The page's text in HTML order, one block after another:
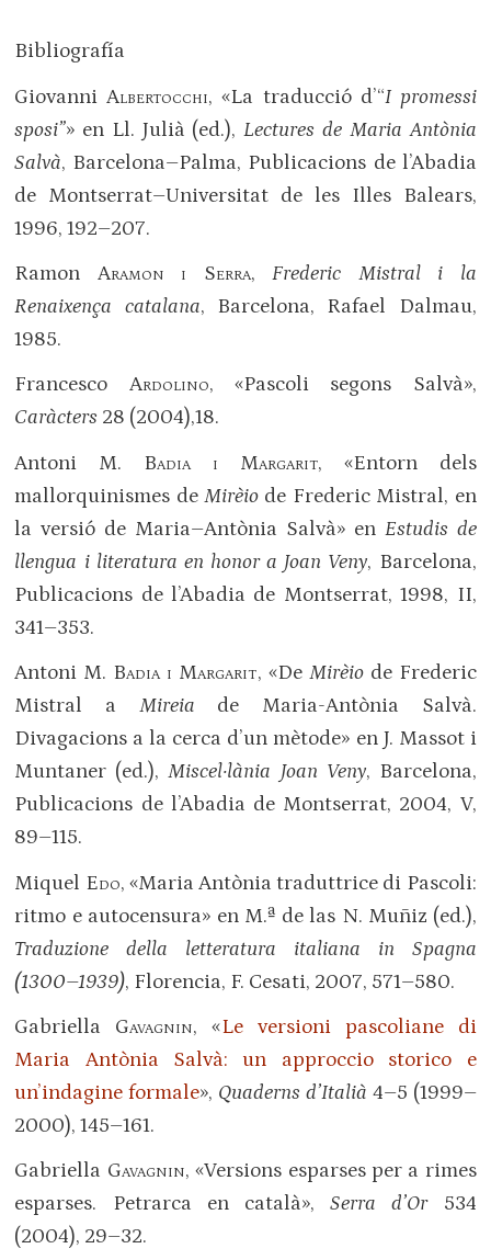
Bibliografía
GiovanniAlbertocchi, «La traducció d’“I promessi
sposi”» en Ll. Julià (ed.),Lectures de Maria Antònia
Salvà, Barcelona–Palma, Publicacions de l’Abadia
de Montserrat–Universitat de les Illes Balears,
1996, 192–207.
Ramon Aramon i Serra,Frederic Mistral i la
Renaixença catalana, Barcelona, Rafael Dalmau,
1985.
Francesco Ardolino, «Pascoli segons Salvà»,
Caràcters 28 (2004),18.
Antoni M. Badia i Margarit, «Entorn dels
mallorquinismes deMirèio de Frederic Mistral, en
la versió de Maria–Antònia Salvà» en Estudis de
llengua i literatura en honor a Joan Veny, Barcelona,
Publicacions de l’Abadia de Montserrat, 1998, II,
341–353.
Antoni M. Badia i Margarit, «De Mirèiode Frederic
Mistral a Mireia de Maria-Antònia Salvà.
Divagacions a la cerca d’un mètode» en J. Massot i
Muntaner (ed.),Miscel·lània Joan Veny, Barcelona,
Publicacions de l’Abadia de Montserrat, 2004, V,
89–115.
Miquel Edo, «Maria Antònia traduttrice di Pascoli:
ritmo e autocensura» en M.ª de las N. Muñiz (ed.),
Traduzione della letteratura italiana in Spagna
(1300–1939), Florencia, F. Cesati, 2007, 571–580.
Gabriella Gavagnin, «Le versioni pascoliane di
Maria Antònia Salvà: un approccio storico e
un’indagine formale», Quaderns d’Italià 4–5 (1999–
2000), 145–161.
Gabriella Gavagnin, «Versions esparses per a rimes
esparses. Petrarca en català»,Serra d’Or 534
(2004), 29–32.